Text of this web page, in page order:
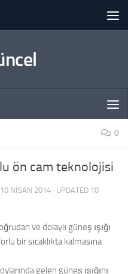
0
ön cam teknolojisi
10 NISAN 2014 · UPDATED 10
ve dolaylı güneş ışığı
bir sıcaklıkta kalmasına
gelen güneş ışığını